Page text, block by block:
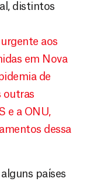
distintos
aos
em Nova
de
outras
e a ONU,
dessa
países